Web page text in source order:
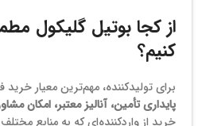
از کجا بوتیل گلیکول
کنیم؟
برای تولیدکننده، مهم‌ترین معیار
پایداری تأمین، آنالیز معتبر، امکان
خرید از واردکننده‌ای که به منابع